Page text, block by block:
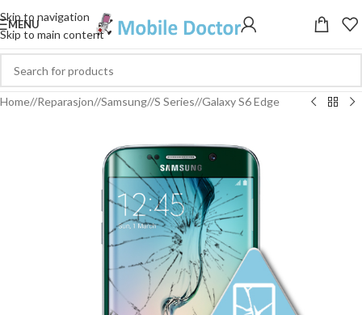
Skip to navigation
Skip to main content
MENU
Home/ Reparasjon/ Samsung/ S Series/ Galaxy S6 Edge